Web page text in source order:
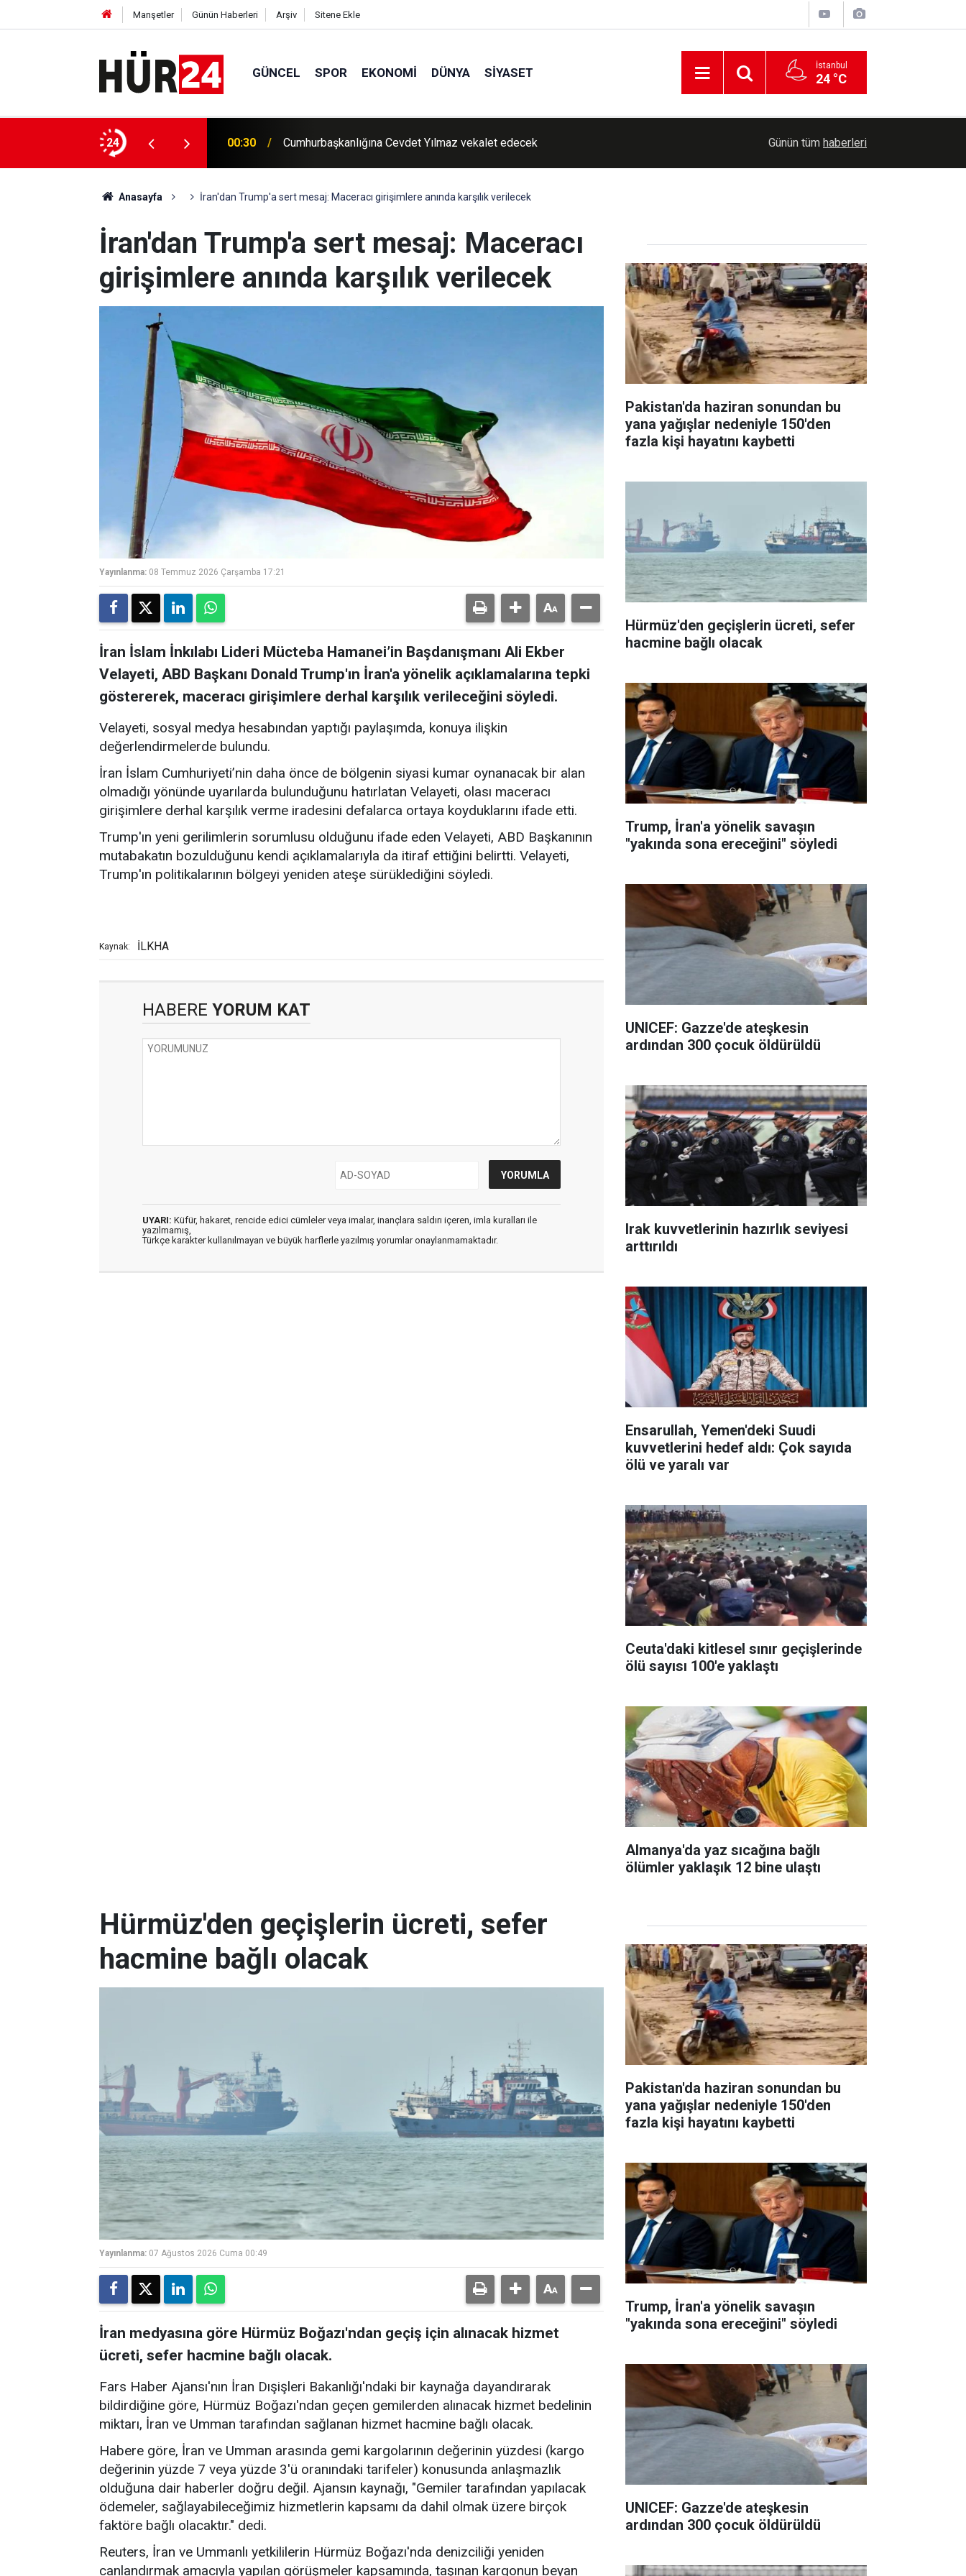
Manşetler Günün Haberleri Arşiv Sitene Ekle
GÜNCEL SPOR EKONOMI DÜNYA SIYASET İstanbul
24 °C
24
sona ereceğini" söyledi 00:30 Cumhurbaşkanlığına Cevdet Yılmaz vekalet edecek Meteorolojiden Toz Taşınımı Uyarısı
Günün tüm haberleri
Anasayfa İran'dan Trump'a sert mesaj: Maceracı girişimlere anında karşılık verilecek
İran'dan Trump'a sert mesaj: Maceracı
girişimlere anında karşılık verilecek
Yayınlanma: 08 Temmuz 2026 Çarşamba 17:21
İran İslam İnkılabı Lideri Mücteba Hamanei’in Başdanışmanı Ali Ekber
Velayeti, ABD Başkanı Donald Trump'ın İran'a yönelik açıklamalarına tepki
göstererek, maceracı girişimlere derhal karşılık verileceğini söyledi.
Velayeti, sosyal medya hesabından yaptığı paylaşımda, konuya ilişkin
değerlendirmelerde bulundu.
İran İslam Cumhuriyeti’nin daha önce de bölgenin siyasi kumar oynanacak bir alan
olmadığı yönünde uyarılarda bulunduğunu hatırlatan Velayeti, olası maceracı
girişimlere derhal karşılık verme iradesini defalarca ortaya koyduklarını ifade etti.
Trump'ın yeni gerilimlerin sorumlusu olduğunu ifade eden Velayeti, ABD Başkanının
mutabakatın bozulduğunu kendi açıklamalarıyla da itiraf ettiğini belirtti. Velayeti,
Trump'ın politikalarının bölgeyi yeniden ateşe sürüklediğini söyledi.
Kaynak: İLKHA
HABERE YORUM KAT
UYARI: Küfür, hakaret, rencide edici cümleler veya imalar, inançlara saldırı içeren, imla kuralları ile
yazılmamış,
Türkçe karakter kullanılmayan ve büyük harflerle yazılmış yorumlar onaylanmamaktadır.
Pakistan'da haziran sonundan bu
yana yağışlar nedeniyle 150'den
fazla kişi hayatını kaybetti
Hürmüz'den geçişlerin ücreti, sefer
hacmine bağlı olacak
Trump, İran'a yönelik savaşın
"yakında sona ereceğini" söyledi
UNICEF: Gazze'de ateşkesin
ardından 300 çocuk öldürüldü
Irak kuvvetlerinin hazırlık seviyesi
arttırıldı
Ensarullah, Yemen'deki Suudi
kuvvetlerini hedef aldı: Çok sayıda
ölü ve yaralı var
Ceuta'daki kitlesel sınır geçişlerinde
ölü sayısı 100'e yaklaştı
Almanya'da yaz sıcağına bağlı
ölümler yaklaşık 12 bine ulaştı
Hürmüz'den geçişlerin ücreti, sefer
hacmine bağlı olacak
Yayınlanma: 07 Ağustos 2026 Cuma 00:49
İran medyasına göre Hürmüz Boğazı'ndan geçiş için alınacak hizmet
ücreti, sefer hacmine bağlı olacak.
Fars Haber Ajansı'nın İran Dışişleri Bakanlığı'ndaki bir kaynağa dayandırarak
bildirdiğine göre, Hürmüz Boğazı'ndan geçen gemilerden alınacak hizmet bedelinin
miktarı, İran ve Umman tarafından sağlanan hizmet hacmine bağlı olacak.
Habere göre, İran ve Umman arasında gemi kargolarının değerinin yüzdesi (kargo
değerinin yüzde 7 veya yüzde 3'ü oranındaki tarifeler) konusunda anlaşmazlık
olduğuna dair haberler doğru değil. Ajansın kaynağı, "Gemiler tarafından yapılacak
ödemeler, sağlayabileceğimiz hizmetlerin kapsamı da dahil olmak üzere birçok
faktöre bağlı olacaktır." dedi.
Reuters, İran ve Ummanlı yetkililerin Hürmüz Boğazı'nda denizciliği yeniden
canlandırmak amacıyla yapılan görüşmeler kapsamında, taşınan kargonun beyan
Pakistan'da haziran sonundan bu
yana yağışlar nedeniyle 150'den
fazla kişi hayatını kaybetti
Trump, İran'a yönelik savaşın
"yakında sona ereceğini" söyledi
UNICEF: Gazze'de ateşkesin
ardından 300 çocuk öldürüldü